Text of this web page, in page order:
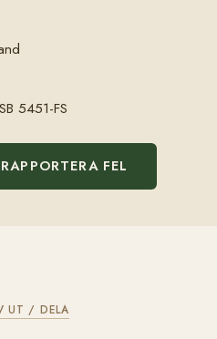
5451-FS
RAPPORTERA FEL
UT / DELA